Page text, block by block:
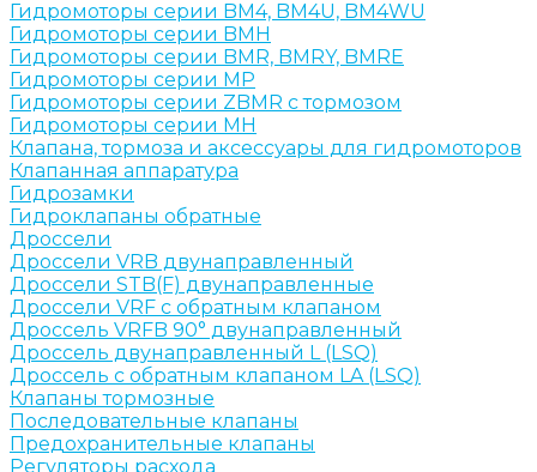
Гидромоторы серии BМ4, BM4U, BМ4WU
Гидромоторы серии BМH
Гидромоторы серии BМR, BMRY, BМRE
Гидромоторы серии MP
Гидромоторы серии ZBMR с тормозом
Гидромоторы серии МH
Клапана, тормоза и аксессуары для гидромоторов
Клапанная аппаратура
Гидрозамки
Гидроклапаны обратные
Дроссели
Дроссели VRB двунаправленный
Дроссели STB(F) двунаправленные
Дроссели VRF с обратным клапаном
Дроссель VRFB 90° двунаправленный
Дроссель двунаправленный L (LSQ)
Дроссель с обратным клапаном LA (LSQ)
Клапаны тормозные
Последовательные клапаны
Предохранительные клапаны
Регуляторы расхода